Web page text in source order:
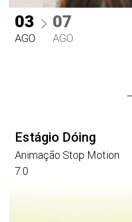
03
AGO
07
AGO
Estágio Dóing
Animação Stop Motion
7.0